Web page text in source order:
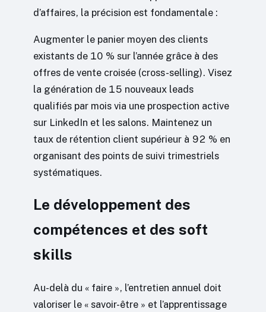
d’affaires, la précision est fondamentale :
Augmenter le panier moyen des clients
existants de 10 % sur l’année grâce à des
offres de vente croisée (cross-selling). Visez
la génération de 15 nouveaux leads
qualifiés par mois via une prospection active
sur LinkedIn et les salons. Maintenez un
taux de rétention client supérieur à 92 % en
organisant des points de suivi trimestriels
systématiques.
Le développement des
compétences et des soft
skills
Au-delà du « faire », l’entretien annuel doit
valoriser le « savoir-être » et l’apprentissage